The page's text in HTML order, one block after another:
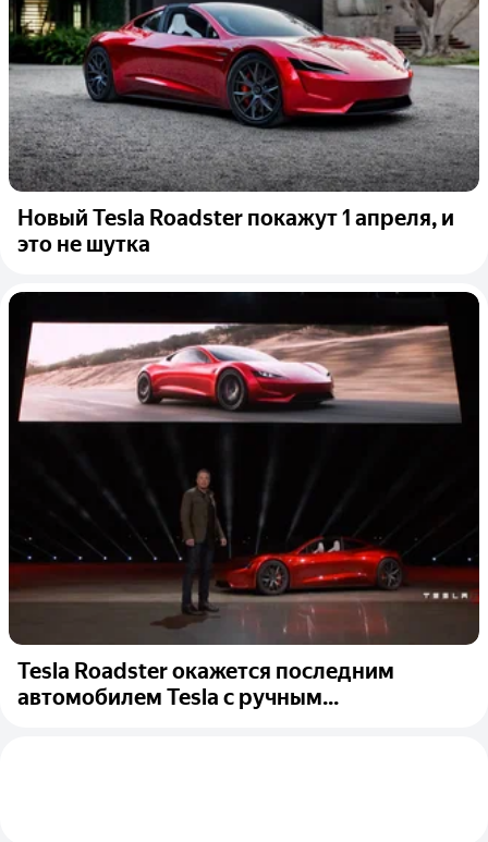
Новый Tesla Roadster покажут 1 апреля, и
это не шутка
Tesla Roadster окажется последним
автомобилем Tesla с ручным...